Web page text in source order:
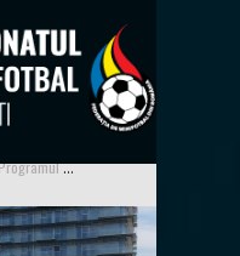
Programul săptămânii 20/24 (18.05-24.05)